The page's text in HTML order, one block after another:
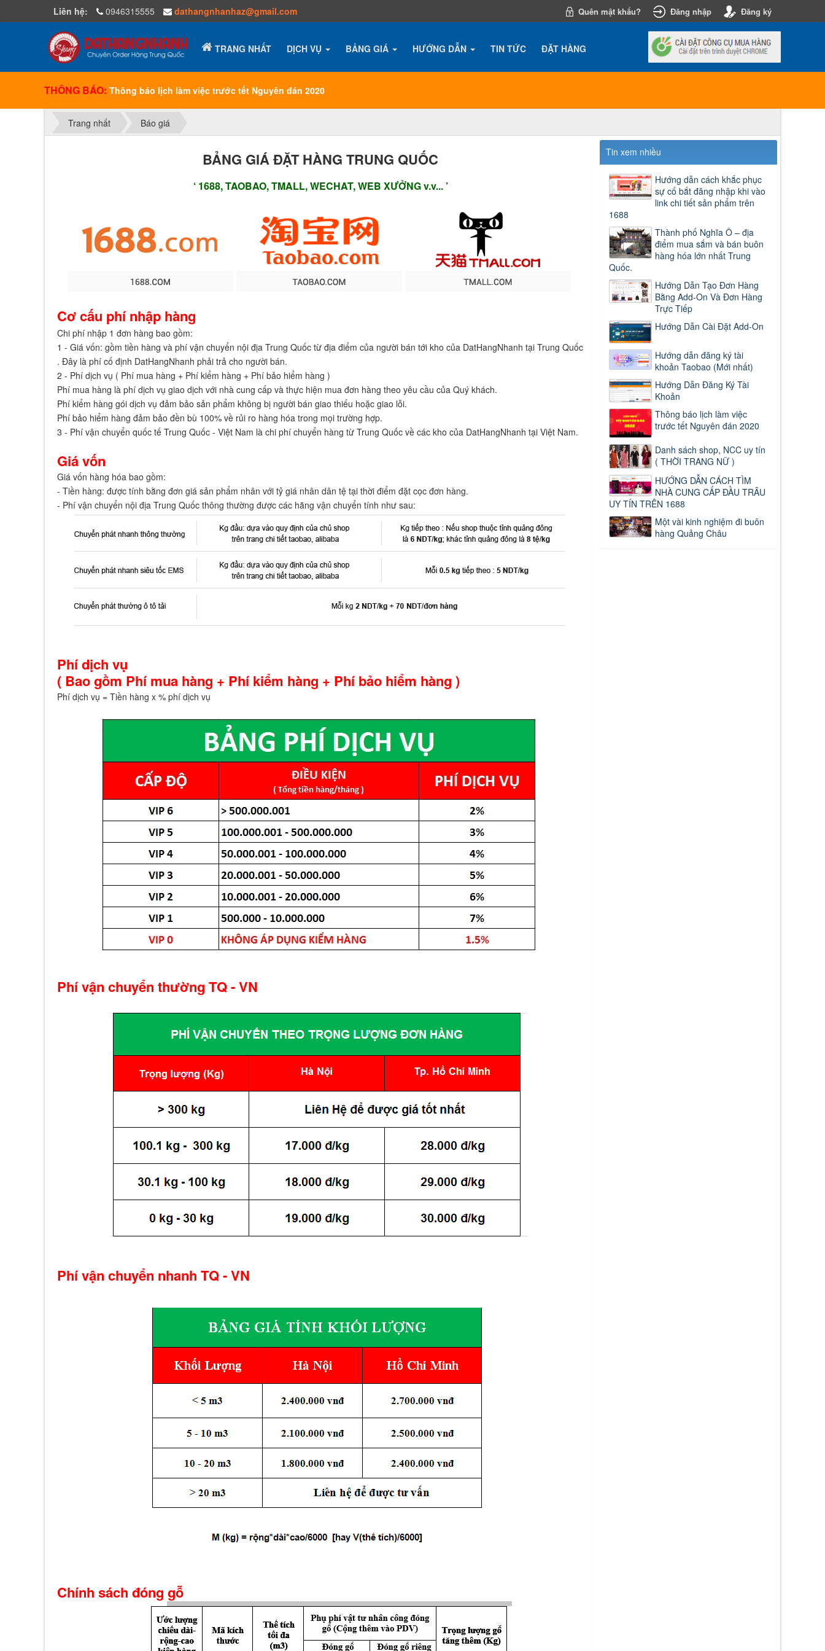
Quên mật khẩu? Đăng nhập Đăng ký
Liên hệ: 0946315555 dathangnhanhaz@gmail.com
TRANG NHẤT DỊCH VỤ BẢNG GIÁ HƯỚNG DẪN TIN TỨC ĐẶT HÀNG
THÔNG BÁO: Thông báo lịch làm việc trước tết Nguyên đán 2020
Trang nhất Báo giá
BẢNG GIÁ ĐẶT HÀNG TRUNG QUỐC
‘ 1688, TAOBAO, TMALL, WECHAT, WEB XƯỞNG v.v... ’
Cơ cấu phí nhập hàng
Chi phí nhập 1 đơn hàng bao gồm:
1 - Giá vốn: gồm tiền hàng và phí vận chuyển nội địa Trung Quốc từ địa điểm của người bán tới kho của DatHangNhanh tại Trung Quốc
. Đây là phí cố định DatHangNhanh phải trả cho người bán.
2 - Phí dịch vụ ( Phí mua hàng + Phí kiểm hàng + Phí bảo hiểm hàng )
Phí mua hàng là phí dịch vụ giao dịch với nhà cung cấp và thực hiện mua đơn hàng theo yêu cầu của Quý khách.
Phí kiểm hàng gói dịch vụ đảm bảo sản phẩm không bị người bán giao thiếu hoặc giao lỗi.
Phí bảo hiểm hàng đảm bảo đền bù 100% về rủi ro hàng hóa trong mọi trường hợp.
3 - Phí vận chuyển quốc tế Trung Quốc - Việt Nam là chi phí chuyển hàng từ Trung Quốc về các kho của DatHangNhanh tại Việt Nam.
Giá vốn
Giá vốn hàng hóa bao gồm:
- Tiền hàng: được tính bằng đơn giá sản phẩm nhân với tỷ giá nhân dân tệ tại thời điểm đặt cọc đơn hàng.
- Phí vận chuyển nội địa Trung Quốc thông thường được các hãng vận chuyển tính như sau:
Phí dịch vụ
( Bao gồm Phí mua hàng + Phí kiểm hàng + Phí bảo hiểm hàng )
Phí dịch vụ = Tiền hàng x % phí dịch vụ
Phí vận chuyển thường TQ - VN
Phí vận chuyển nhanh TQ - VN
Chính sách đóng gỗ
Tin xem nhiều
Hướng dẫn cách khắc phục
sự cố bắt đăng nhập khi vào
link chi tiết sản phẩm trên
1688
Thành phố Nghĩa Ô – địa
điểm mua sắm và bán buôn
hàng hóa lớn nhất Trung
Quốc.
Hướng Dẫn Tạo Đơn Hàng
Bằng Add-On Và Đơn Hàng
Trực Tiếp
Hướng Dẫn Cài Đặt Add-On
Hướng dẫn đăng ký tài
khoản Taobao (Mới nhất)
Hướng Dẫn Đăng Ký Tài
Khoản
Thông báo lịch làm việc
trước tết Nguyên đán 2020
Danh sách shop, NCC uy tín
( THỜI TRANG NỮ )
HƯỚNG DẪN CÁCH TÌM
NHÀ CUNG CẤP ĐẦU TRÂU
UY TÍN TRÊN 1688
Một vài kinh nghiệm đi buôn
hàng Quảng Châu